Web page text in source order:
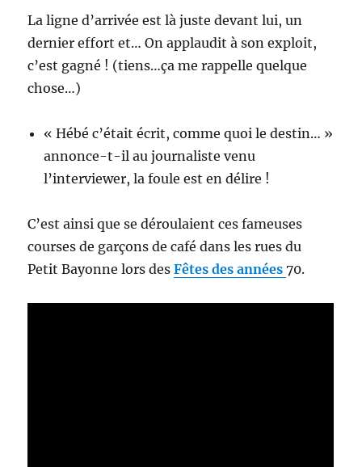
La ligne d’arrivée est là juste devant lui, un
dernier effort et… On applaudit à son exploit,
c’est gagné ! (tiens…ça me rappelle quelque
chose…)
« Hébé c’était écrit, comme quoi le destin… »
annonce-t-il au journaliste venu
l’interviewer, la foule est en délire !
C’est ainsi que se déroulaient ces fameuses
courses de garçons de café dans les rues du
Petit Bayonne lors desFêtes des années 70.